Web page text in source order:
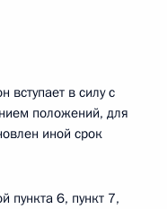
в силу с
положений, для
иной срок
пункта 6, пункт 7,